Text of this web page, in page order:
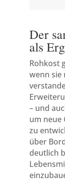
Der
als
Rohkost
wenn sie
– und
um neue
zu
über
deutlich